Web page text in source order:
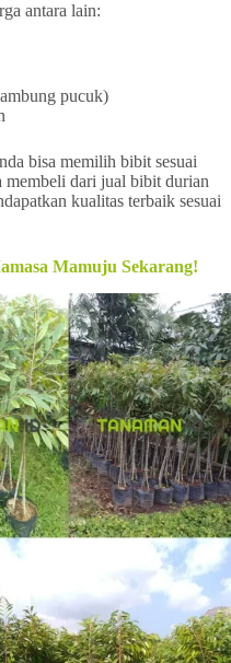
antara lain:
pucuk)
bisa memilih bibit sesuai
membeli dari jual bibit durian
kualitas terbaik sesuai
Mamuju Sekarang!